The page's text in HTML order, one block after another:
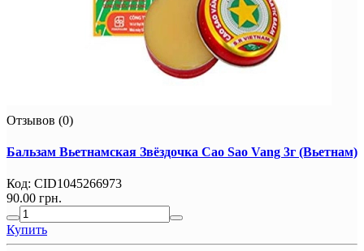
Отзывов (0)
Бальзам Вьетнамская Звёздочка Cao Sao Vang 3г (Вьетнам)
Код: CID1045266973
90.00 грн.
Купить